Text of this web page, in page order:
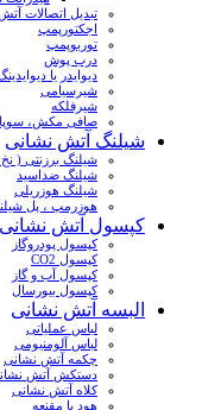
تبدیل اتصالات
اجکتورپمپ
توربوپمپ
درب پوش
دیوایدر یا
شیرسیامی
شیرفلکه
صافی مکش،
شیلنگ آتش نشانی
شیلنگ برزنتی (
شیلنگ ضداسید
شیلنگ هوزریلی
هوزرمپ ، پل
کپسول آتش نشانی
کپسول پودروگاز
کپسول CO2
کپسول آب و گاز
کپسول بیورسال
البسه آتش نشانی
لباس عملیاتی
لباس آلومنیومی
چکمه آتش نشانی
دستکش آتش
کلاه آتش نشانی
هود یا مقنعه